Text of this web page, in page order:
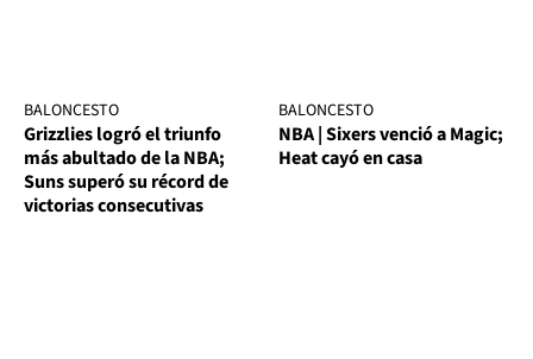
BALONCESTO
Grizzlies logró el triunfo
más abultado de la NBA;
Suns superó su récord de
victorias consecutivas
BALONCESTO
NBA | Sixers venció a Magic;
Heat cayó en casa